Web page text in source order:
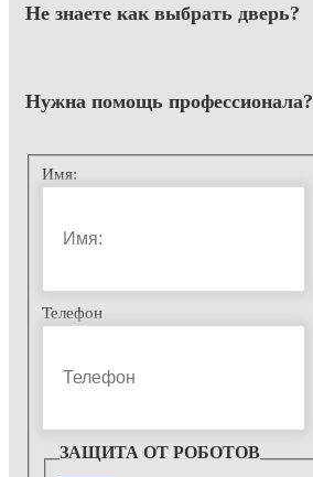
Не знаете как выбрать дверь?
Нужна помощь профессионала?
Имя:
Телефон
ЗАЩИТА ОТ РОБОТОВ